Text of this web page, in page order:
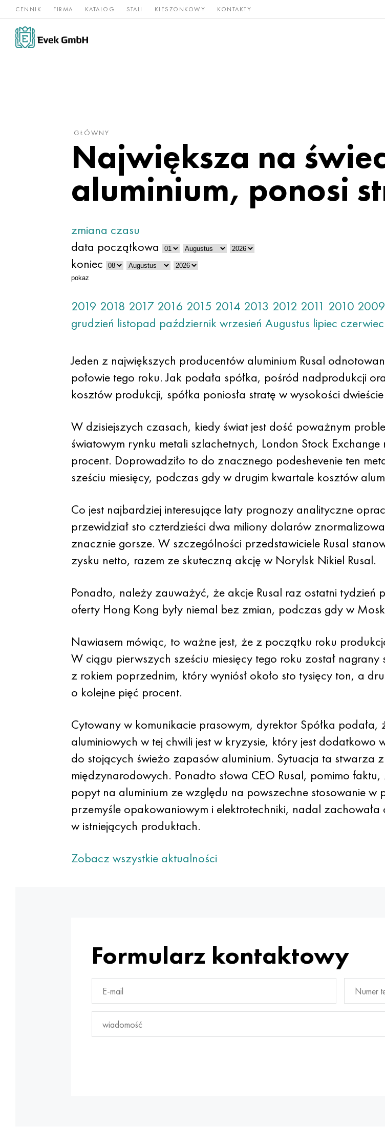
CENNIK FIRMA KATALOG STALI KIESZONKOWY KONTAKTY
Stopy
niklu
Stal Rzadkie i Brąz, miedź,
GŁÓWNY
Największa na
aluminium, ponosi
zmiana czasu
data początkowa
koniec
pokaz
2019 2018 2017 2016 2015 2014 2013 2012 2011 2010 2009
grudzień listopad październikwrzesień Augustus lipiec czerwiec
Jeden z największych producentów aluminium Rusal
połowie tego roku. Jak podała spółka, pośród nadprodukcji
kosztów produkcji, spółka poniosła stratę w wysokości
W dzisiejszych czasach, kiedy świat jest dość poważnym
światowym rynku metali szlachetnych, London Stock
procent. Doprowadziło to do znacznego podeshevenie ten
sześciu miesięcy, podczas gdy w drugim kwartale kosztów
Co jest najbardziej interesujące laty prognozy analityczne
przewidział sto czterdzieści dwa miliony dolarów
znacznie gorsze. W szczególności przedstawiciele Rusal
zysku netto, razem ze skuteczną akcję w Norylsk Nikiel Rusal.
Ponadto, należy zauważyć, że akcje Rusal raz ostatni tydzień
oferty Hong Kong były niemal bez zmian, podczas gdy w
Nawiasem mówiąc, to ważne jest, że z początku roku
W ciągu pierwszych sześciu miesięcy tego roku został
z rokiem poprzednim, który wyniósł około sto tysięcy ton, a
o kolejne pięć procent.
Cytowany w komunikacie prasowym, dyrektor Spółka
aluminiowych w tej chwili jest w kryzysie, który jest
do stojących świeżo zapasów aluminium. Sytuacja ta stwarza
międzynarodowych. Ponadto słowa CEO Rusal, pomimo
popyt na aluminium ze względu na powszechne stosowanie w
przemyśle opakowaniowym i elektrotechniki, nadal
w istniejących produktach.
Zobacz wszystkie aktualności
Formularz kontaktowy